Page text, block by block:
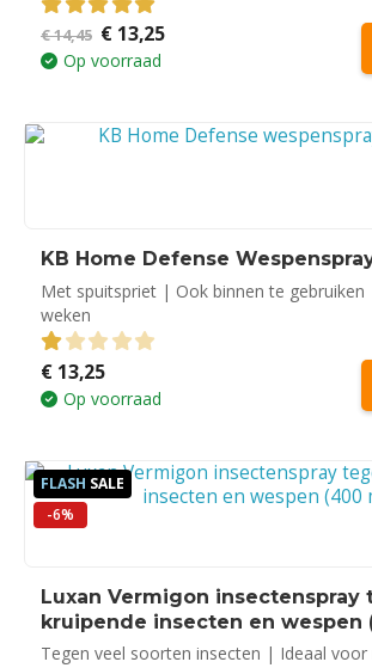
5.00out of 5
€14,45 Oorspronkelijke
prijs
was:
€13,25Huidige
Op voorraad
KB Home Defense
Met spuitspriet | Ook binnen te
weken
1.00out of 5
€ 13,25
Op voorraad
FLASH SALE
-6%
Luxan Vermigon insectenspray
kruipende insecten en wespen
Tegen veel soorten insecten | Ideaal voor